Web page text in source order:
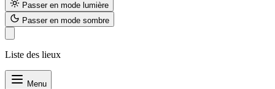
Passer en mode lumière
Passer en mode sombre
Liste des lieux
Menu